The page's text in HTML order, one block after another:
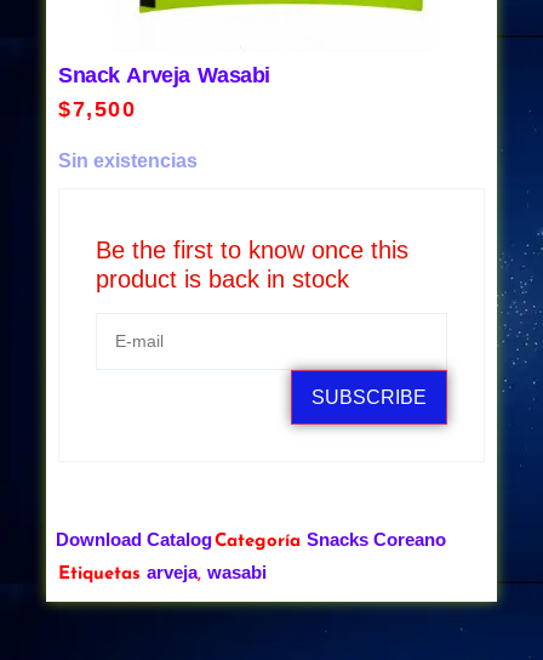
Snack Arveja Wasabi
$7,500
Sin existencias
Be the first to know once this
product is back in stock
SUBSCRIBE
Download CatalogCategoría Snacks Coreano
Etiquetas arveja, wasabi